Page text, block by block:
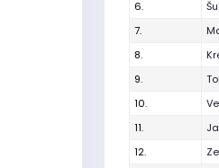
6.
7.
8.
9.
10.
11.
12.